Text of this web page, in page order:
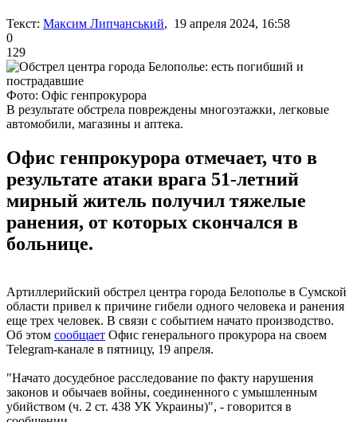
Текст: Максим Липчанський, 19 апреля 2024, 16:58
0
129
Фото: Офіс генпрокурора
В результате обстрела повреждены многоэтажки, легковые
автомобили, магазины и аптека.
Офис генпрокурора отмечает, что в
результате атаки врага 51-летний
мирный житель получил тяжелые
ранения, от которых скончался в
больнице.
Артиллерийский обстрел центра города Белополье в Сумской
области привел к причине гибели одного человека и ранения
еще трех человек. В связи с событием начато производство.
Об этом сообщает Офис генерального прокурора на своем
Telegram-канале в пятницу, 19 апреля.
"Начато досудебное расследование по факту нарушения
законов и обычаев войны, соединенного с умышленным
убийством (ч. 2 ст. 438 УК Украины)", - говорится в